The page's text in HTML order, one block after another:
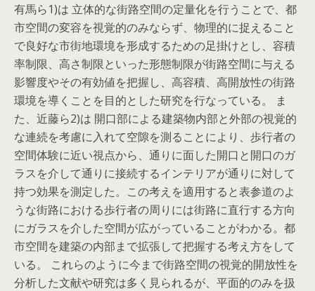
有馬ら1)は 立体的な街路空間の定量化を行うことで、都
市空間の変容を視覚的のみならず、物理的に捉えること
で良好な市街地環境を形成するための足掛けとし、容積
率制限、高さ制限といった形態制限が街路空間に与える
影響度やその有効値を把握し、高容積、高開放性の街路
環境を導くことを目的とした研究を行なっている。 ま
た、近藤ら2)は 開口部による建築物内部と外部の視覚的
な連続を考慮に入れて空隙を測ることにより、歩行者の
空間体験に近い視点から、通りに面した開口と開口のガ
ラスを介して通りに接続するインテリアが通りに対して
持つ効果を測定した。この考えを適用すると表参道のよ
うな街路における歩行者の周りには街路に直行する方向
にガラスを介した空間が広がっていることがわかる。都
市空間を建築の内部まで拡張して把握する考え方をして
いる。 これらのように今まで街路空間の視覚的開放性を
分析した文献や研究は多く見られるが、平面的のみを扱